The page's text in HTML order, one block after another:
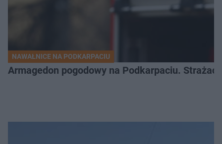
NAWAŁNICE NA PODKARPACIU
Armagedon pogodowy na Podkarpaciu.